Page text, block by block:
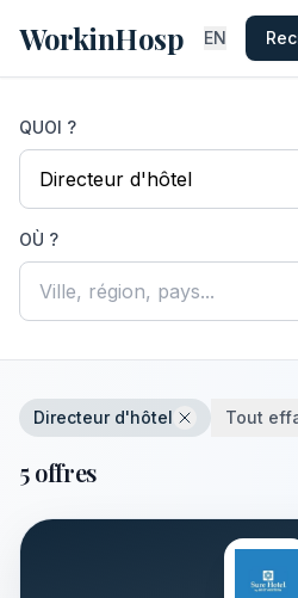
WorkinHosp EN
QUOI ?
OÙ ?
Directeur d'hôtel Tout
5 offres